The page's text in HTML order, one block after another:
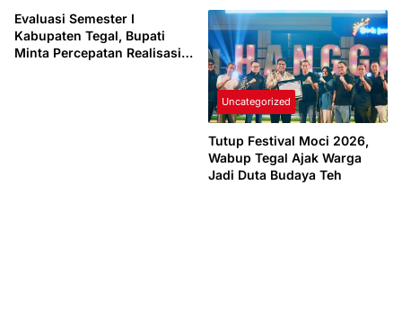
NGOPENI”
Evaluasi Semester I
Kabupaten Tegal, Bupati
Minta Percepatan Realisasi
Uncategorized
Tutup Festival Moci 2026,
Wabup Tegal Ajak Warga
Jadi Duta Budaya Teh